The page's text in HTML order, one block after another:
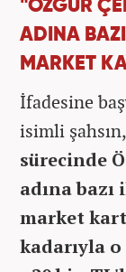
"ÖZGÜR
ADINA
MARKET
İfadesine
isimli şahsın,
sürecinde
adına
market
kadarıyla